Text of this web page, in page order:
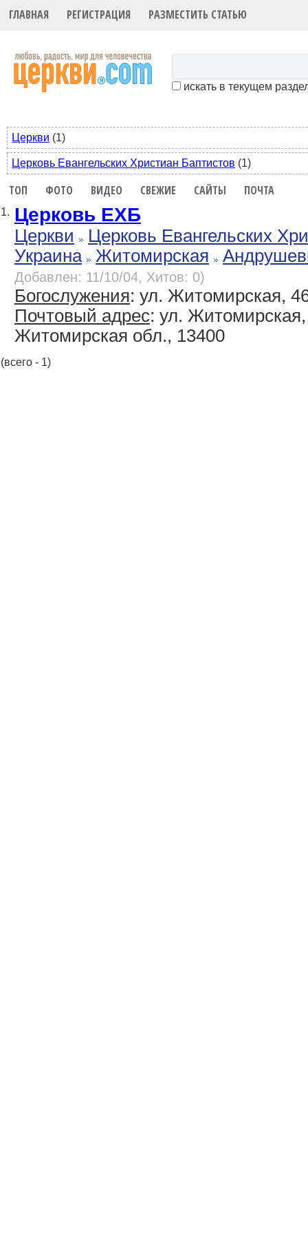
ГЛАВНАЯ РЕГИСТРАЦИЯ РАЗМЕСТИТЬ СТАТЬЮ
искать в текущем
Церкви (1)
Церковь Евангельских Христиан Баптистов (1)
ТОП ФОТО ВИДЕО СВЕЖИЕ САЙТЫ ПОЧТА
1. Церковь ЕХБ
Церкви
Церковь Евангельских
Украина
Житомирская
Добавлен: 11/10/04, Хитов: 0)
Богослужения: ул. Житомирская,
Почтовый адрес: ул.
Житомирская обл., 13400
(всего - 1)